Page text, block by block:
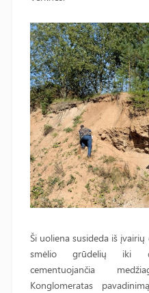
Ši uoliena susideda iš
smėlio grūdelių iki
cementuojančia
Konglomeratas